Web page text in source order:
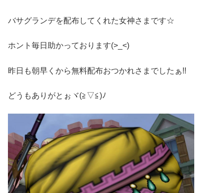
バサグランデを配布してくれた女神さまです☆
ホント毎日助かっております(>_<)ゞ
昨日も朝早くから無料配布おつかれさまでしたぁ!!
どうもありがとぉヾ(≧▽≦)ﾉ